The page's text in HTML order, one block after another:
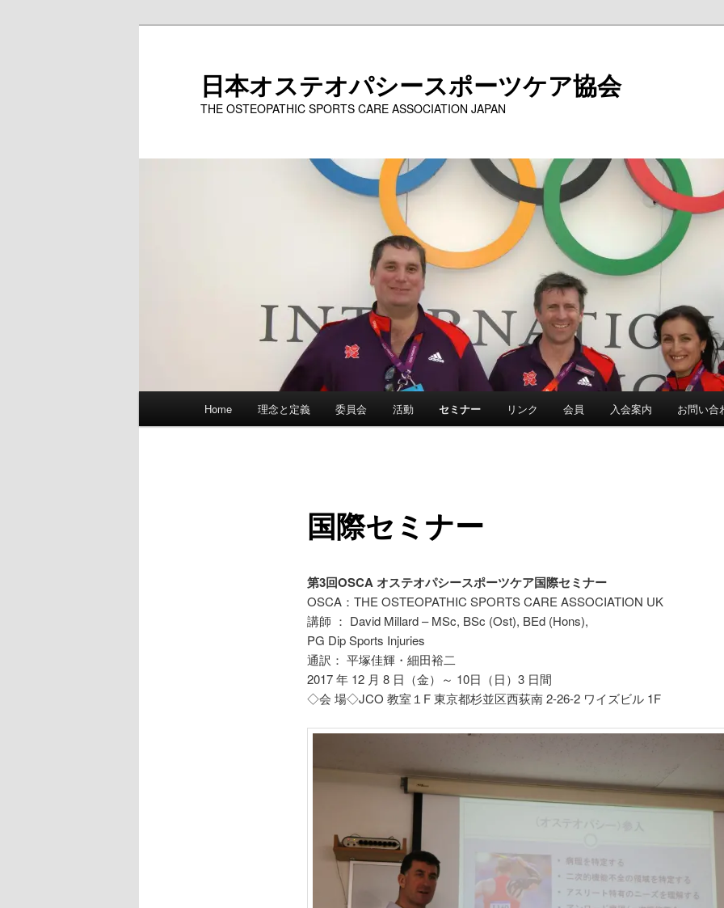
日本オステオパシースポーツケア協会
THE OSTEOPATHIC SPORTS CARE ASSOCIATION JAPAN
Home 理念と定義 委員会 活動 セミナー リンク 会員 入会案内 お問い合
国際セミナー
第3回OSCA オステオパシースポーツケア国際セミナー
OSCA：THE OSTEOPATHIC SPORTS CARE ASSOCIATION UK
講師 ： David Millard – MSc, BSc (Ost), BEd (Hons),
PG Dip Sports Injuries
通訳： 平塚佳輝・細田裕二
2017 年 12 月 8 日（金）～ 10日（日）3 日間
◇会 場◇JCO 教室１F 東京都杉並区西荻南 2-26-2 ワイズビル 1F